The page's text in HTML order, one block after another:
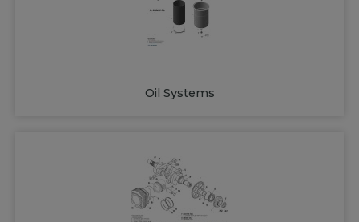
Oil Systems